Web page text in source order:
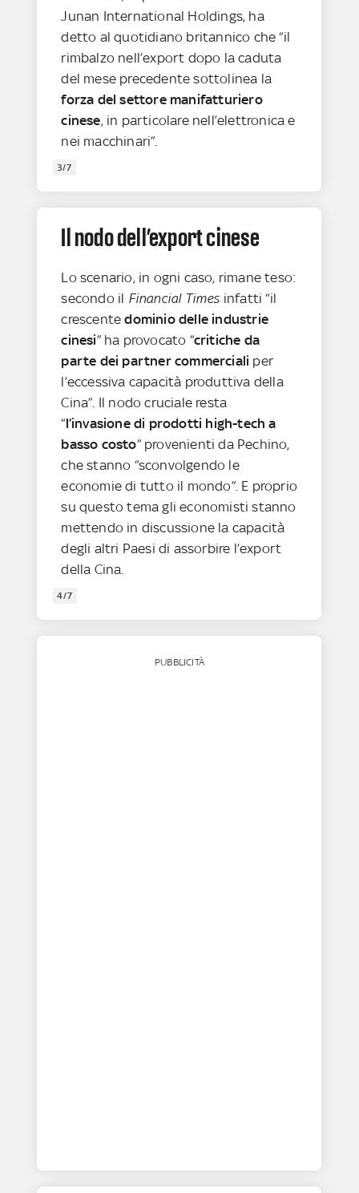
Junan International Holdings, ha
detto al quotidiano britannico che “il
rimbalzo nell’export dopo la caduta
del mese precedente sottolinea la
forza del settore manifatturiero
cinese, in particolare nell’elettronica e
nei macchinari”.
3/7
Il nodo dell’export cinese
Lo scenario, in ogni caso, rimane teso:
secondo il Financial Times infatti “il
crescentedominio delle industrie
cinesi” ha provocato “critiche da
parte dei partner commerciali per
l’eccessiva capacità produttiva della
Cina”. Il nodo cruciale resta
“l’invasione di prodotti high-tech a
basso costo” provenienti da Pechino,
che stanno “sconvolgendo le
economie di tutto il mondo”. E proprio
su questo tema gli economisti stanno
mettendo in discussione la capacità
degli altri Paesi di assorbire l’export
della Cina.
4/7
PUBBLICITÀ